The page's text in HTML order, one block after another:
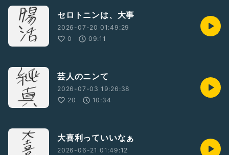
セロトニンは、大事
2026-07-20 01:49:29
0
09:11
芸人のニンて
2026-07-03 19:26:38
20
10:34
大喜利っていいなぁ
2026-06-21 01:49:12